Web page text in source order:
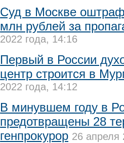
Суд в Москве
млн рублей за
2022 года, 14:16
Первый в России
центр строится в
2022 года, 14:12
В минувшем году в
предотвращены 28
генпрокурор 26 апреля